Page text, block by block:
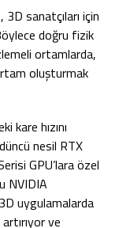
sanatçıları için
doğru fizik
ortamlarda,
oluşturmak
kare hızını
nesil RTX
GPU’lara özel
NVIDIA
uygulamalarda
ve